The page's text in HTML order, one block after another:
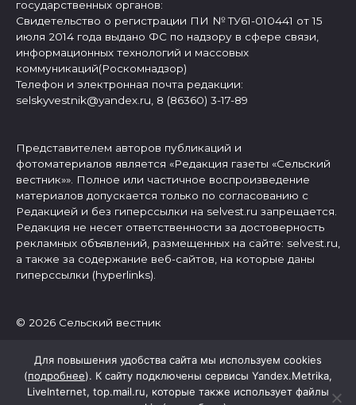
государственных органов:
Свидетельство о регистрации ПИ № ТУ61-010441 от 15
июля 2014 года выдано ФС по надзору в сфере связи,
информационных технологий и массовых
коммуникаций(Роскомнадзор)
Телефон и электронная почта редакции:
selskyvestnik@yandex.ru, 8 (86360) 3-17-89
Представителем авторов публикаций и
фотоматериалов является «Редакция газеты «Сельский
вестник»». Полное или частичное воспроизведение
материалов допускается только по согласованию с
Редакцией и без гиперссылки на selvest.ru запрещается.
Редакция не несет ответственности за достоверность
рекламных объявлений, размещенных на сайте: selvest.ru,
а также за содержание веб-сайтов, на которые даны
гиперссылки (hyperlinks).
© 2026 Сельский вестник
Для повышения удобства сайта мы используем cookies
(подробнее). К сайту подключены сервисы Yandex.Metrika,
LiveInternet, top.mail.ru, которые также использует файлы